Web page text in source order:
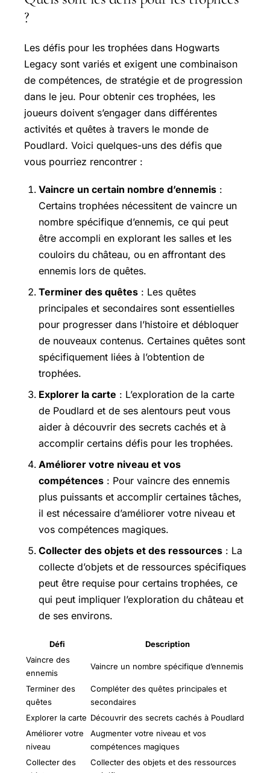
?
Les défis pour les trophées dans Hogwarts
Legacy sont variés et exigent une combinaison
de compétences, de stratégie et de progression
dans le jeu. Pour obtenir ces trophées, les
joueurs doivent s’engager dans différentes
activités et quêtes à travers le monde de
Poudlard. Voici quelques-uns des défis que
vous pourriez rencontrer :
Vaincre un certain nombre d’ennemis :
Certains trophées nécessitent de vaincre un
nombre spécifique d’ennemis, ce qui peut
être accompli en explorant les salles et les
couloirs du château, ou en affrontant des
ennemis lors de quêtes.
Terminer des quêtes : Les quêtes
principales et secondaires sont essentielles
pour progresser dans l’histoire et débloquer
de nouveaux contenus. Certaines quêtes sont
spécifiquement liées à l’obtention de
trophées.
Explorer la carte : L’exploration de la carte
de Poudlard et de ses alentours peut vous
aider à découvrir des secrets cachés et à
accomplir certains défis pour les trophées.
Améliorer votre niveau et vos
compétences : Pour vaincre des ennemis
plus puissants et accomplir certaines tâches,
il est nécessaire d’améliorer votre niveau et
vos compétences magiques.
Collecter des objets et des ressources : La
collecte d’objets et de ressources spécifiques
peut être requise pour certains trophées, ce
qui peut impliquer l’exploration du château et
de ses environs.
Défi
Description
Vaincre des
ennemis
Vaincre un nombre spécifique d’ennemis
Terminer des
quêtes
Compléter des quêtes principales et
secondaires
Explorer la carte Découvrir des secrets cachés à Poudlard
Améliorer votre
niveau
Augmenter votre niveau et vos
compétences magiques
Collecter des
Collecter des objets et des ressources